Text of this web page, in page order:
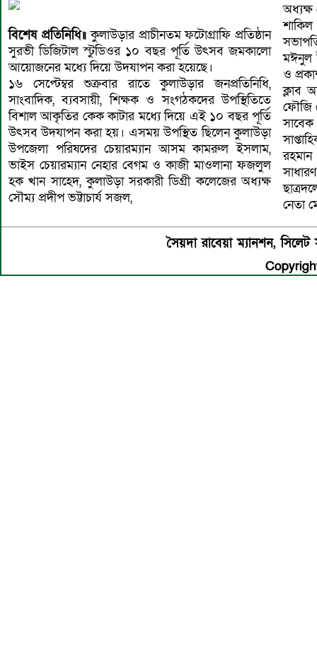
বিশেষ প্রতিনিধি॥ কুলাউড়ার প্রাচীনতম ফটোগ্রাফি প্রতিষ্ঠান
সুরভী ডিজিটাল স্টুডিওর ১০ বছর পূর্তি উৎসব জমকালো
আয়োজনের মধ্যে দিয়ে উদযাপন করা হয়েছে।
১৬ সেপ্টেম্বর শুক্রবার রাতে কুলাউড়ার জনপ্রতিনিধি,
সাংবাদিক, ব্যবসায়ী, শিক্ষক ও সংগঠকদের উপস্থিতিতে
বিশাল আকৃতির কেক কাটার মধ্যে দিয়ে এই ১০ বছর পূর্তি
উৎসব উদযাপন করা হয়। এসময় উপস্থিত ছিলেন কুলাউড়া
উপজেলা পরিষদের চেয়ারম্যান আসম কামরুল ইসলাম,
ভাইস চেয়ারম্যান নেহার বেগম ও কাজী মাওলানা ফজলুল
হক খান সাহেদ, কুলাউড়া সরকারী ডিগ্রী কলেজের অধ্যক্ষ
সৌম্য প্রদীপ ভট্টাচার্য সজল,
অধ্যক্ষ
মঈনুল
ও
ক্লাব
ফৌজি
নেতা
সুমন,
ফরিদ,
সুরভী
সৈয়দা রাবেয়া ম্যানশন,